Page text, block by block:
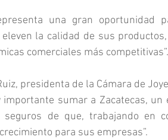
una gran oportunidad
la calidad de sus
comerciales más competitivas”.
presidenta de la Cámara de
importante sumar a Zacatecas,
seguros de que, trabajando en
para sus empresas”.